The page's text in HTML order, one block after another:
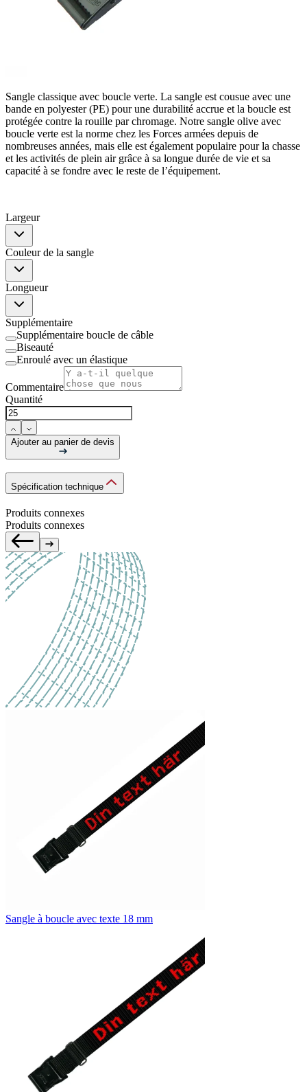
Sangle classique avec boucle verte. La sangle est cousue avec une
bande en polyester (PE) pour une durabilité accrue et la boucle est
protégée contre la rouille par chromage. Notre sangle olive avec
boucle verte est la norme chez les Forces armées depuis de
nombreuses années, mais elle est également populaire pour la chasse
et les activités de plein air grâce à sa longue durée de vie et sa
capacité à se fondre avec le reste de l’équipement.
Largeur
Couleur de la sangle
Longueur
Supplémentaire
Supplémentaire boucle de câble
Biseauté
Enroulé avec un élastique
Commentaire
Quantité
Ajouter au panier de devis
Spécification technique
Produits connexes
Produits connexes
Sangle à boucle avec texte 18 mm